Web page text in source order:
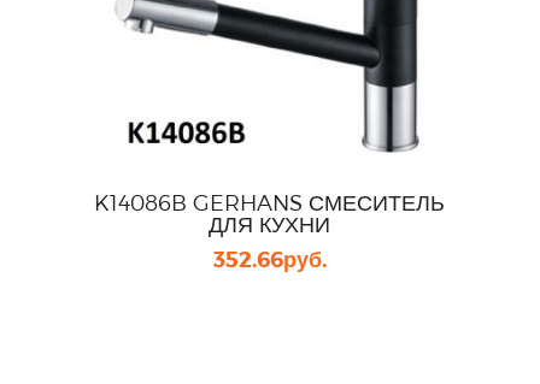
K14086B GERHANS СМЕСИТЕЛЬ
ДЛЯ КУХНИ
352.66руб.